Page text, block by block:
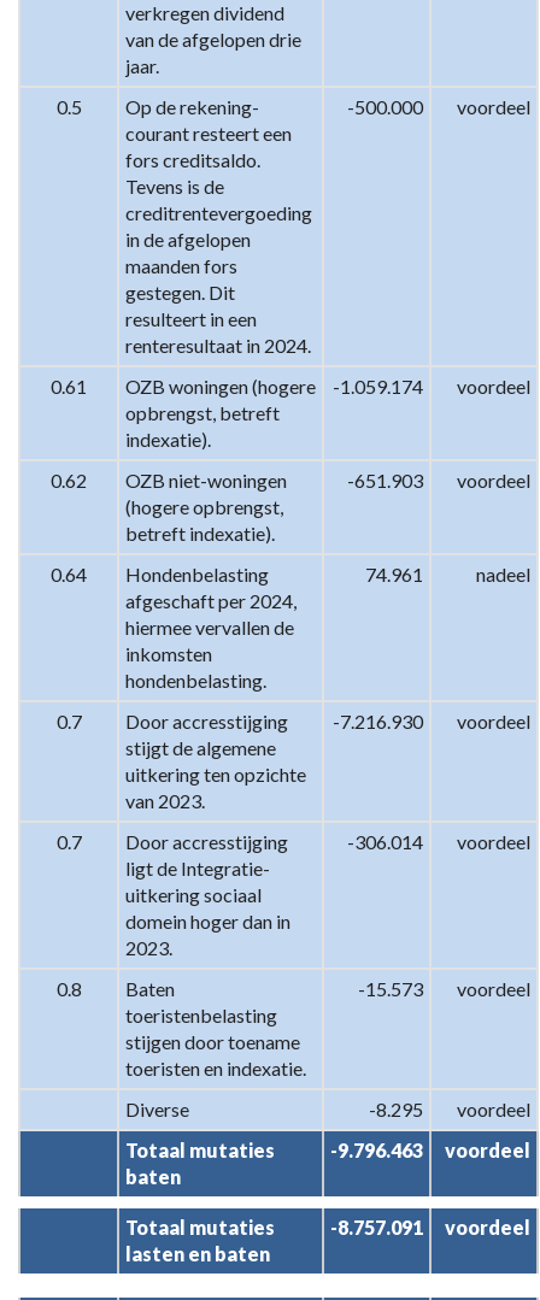
verkregen dividend
van de afgelopen drie
jaar.
0.5
Op de rekening-
courant resteert een
fors creditsaldo.
Tevens is de
creditrentevergoeding
in de afgelopen
maanden fors
gestegen. Dit
resulteert in een
renteresultaat in 2024.
-500.000 voordeel
0.61
OZB woningen (hogere
opbrengst, betreft
indexatie).
-1.059.174 voordeel
0.62
OZB niet-woningen
(hogere opbrengst,
betreft indexatie).
-651.903 voordeel
0.64
Hondenbelasting
afgeschaft per 2024,
hiermee vervallen de
inkomsten
hondenbelasting.
74.961 nadeel
0.7
Door accresstijging
stijgt de algemene
uitkering ten opzichte
van 2023.
-7.216.930 voordeel
0.7
Door accresstijging
ligt de Integratie-
uitkering sociaal
domein hoger dan in
2023.
-306.014 voordeel
0.8
Baten
toeristenbelasting
stijgen door toename
toeristen en indexatie.
-15.573 voordeel
Diverse -8.295
voordeel
Totaal mutaties
baten
-9.796.463 voordeel
Totaal mutaties
lasten en baten
-8.757.091 voordeel